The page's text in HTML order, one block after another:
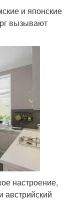
и японские
вызывают
настроение,
австрийский